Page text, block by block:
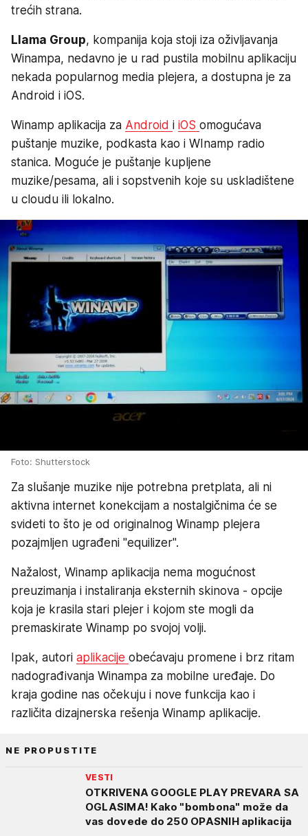
trećih strana.
Llama Group, kompanija koja stoji iza oživljavanja
Winampa, nedavno je u rad pustila mobilnu aplikaciju
nekada popularnog media plejera, a dostupna je za
Android i iOS.
Winamp aplikacija za Android i iOS omogućava
puštanje muzike, podkasta kao i WInamp radio
stanica. Moguće je puštanje kupljene
muzike/pesama, ali i sopstvenih koje su uskladištene
u cloudu ili lokalno.
Foto: Shutterstock
Za slušanje muzike nije potrebna pretplata, ali ni
aktivna internet konekcijam a nostalgičnima će se
svideti to što je od originalnog Winamp plejera
pozajmljen ugrađeni "equilizer".
Nažalost, Winamp aplikacija nema mogućnost
preuzimanja i instaliranja eksternih skinova - opcije
koja je krasila stari plejer i kojom ste mogli da
premaskirate Winamp po svojoj volji.
Ipak, autori aplikacije obećavaju promene i brz ritam
nadograđivanja Winampa za mobilne uređaje. Do
kraja godine nas očekuju i nove funkcija kao i
različita dizajnerska rešenja Winamp aplikacije.
NE PROPUSTITE
VESTI
OTKRIVENA GOOGLE PLAY PREVARA SA
OGLASIMA! Kako "bombona" može da
vas dovede do 250 OPASNIH aplikacija